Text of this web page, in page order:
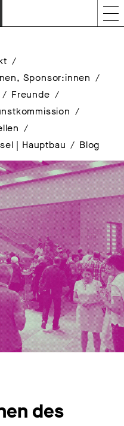
Sponsor:innen
Freunde
| Hauptbau
Blog
des